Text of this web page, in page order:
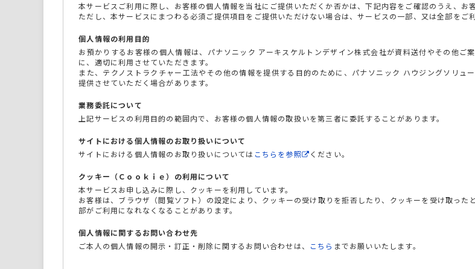
本サービスご利用に際し、お客様の個人情報を当社にご提供いただくか否かは、下記内容をご確認のうえ、お
ただし、本サービスにまつわる必須ご提供項目をご提供いただけない場合は、サービスの一部、又は全部をご
個人情報の利用目的
お預かりするお客様の個人情報は、パナソニック アーキスケルトンデザイン株式会社が資料送付やその他ご
に、適切に利用させていただきます。
また、テクノストラクチャー工法やその他の情報を提供する目的のために、パナソニック ハウジングソリュ
提供させていただく場合があります。
業務委託について
上記サービスの利用目的の範囲内で、お客様の個人情報の取扱いを第三者に委託することがあります。
サイトにおける個人情報のお取り扱いについて
サイトにおける個人情報のお取り扱いについては こちらを参照 ください。
クッキー（Ｃｏｏｋｉｅ）の利用について
本サービスお申し込みに際し、クッキーを利用しています。
お客様は、ブラウザ（閲覧ソフト）の設定により、クッキーの受け取りを拒否したり、クッキーを受け取っ
部がご利用になれなくなることがあります。
個人情報に関するお問い合わせ先
ご本人の個人情報の開示・訂正・削除に関するお問い合わせは、
こちら までお願いいたします。